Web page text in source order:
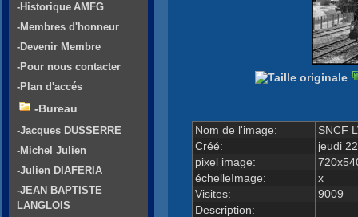
Nom de l'image:
SNCF
Créé:
jeudi
pixel image:
échelleImage:
x
Visites:
9009
Description:
-Historique AMFG
-Membres d'honneur
-Devenir Membre
-Pour nous contacter
-Plan d'accés
-Bureau
-Jacques DUSSERRE
-Michel Julien
-Julien DIAFERIA
-JEAN BAPTISTE
LANGLOIS